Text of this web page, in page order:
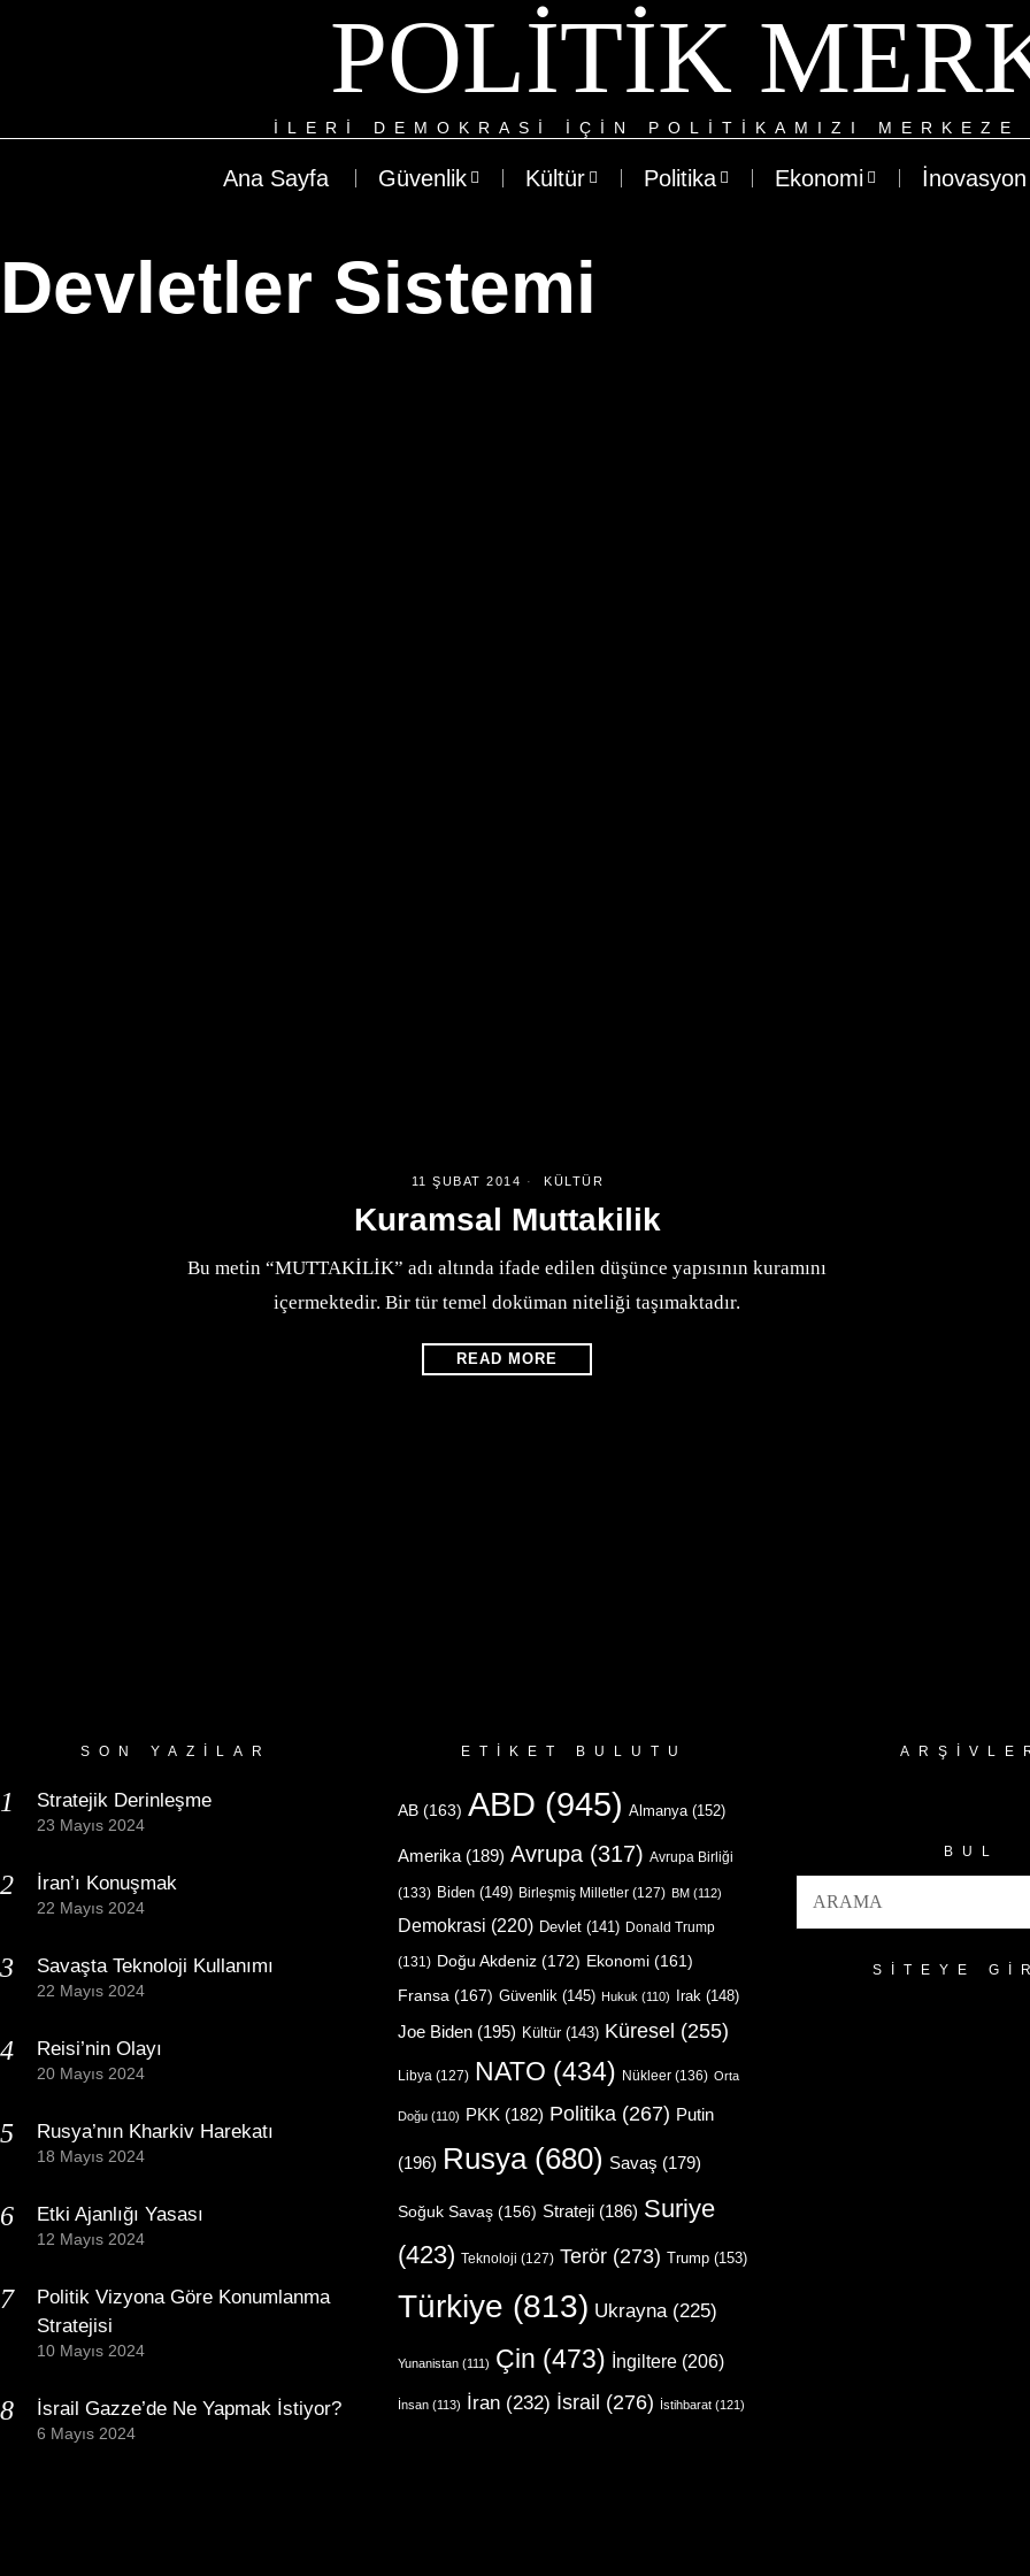
POLITIK
ILERI DEMOKRASI IÇIN POLITIKAMIZI
Ana Sayfa Güvenlik Kültür Politika Ekonomi İnovasyon
Devletler Sistemi
11 ŞUBAT 2014 KÜLTÜR
Kuramsal Muttakilik
Bu metin “MUTTAKİLİK” adı altında ifade edilen düşünce yapısının kuramını
içermektedir. Bir tür temel doküman niteliği taşımaktadır.
READ MORE
SON YAZILAR
Stratejik Derinleşme
23 Mayıs 2024
İran’ı Konuşmak
22 Mayıs 2024
Savaşta Teknoloji Kullanımı
22 Mayıs 2024
Reisi’nin Olayı
20 Mayıs 2024
Rusya’nın Kharkiv Harekatı
18 Mayıs 2024
Etki Ajanlığı Yasası
12 Mayıs 2024
Politik Vizyona Göre Konumlanma
Stratejisi
10 Mayıs 2024
İsrail Gazze’de Ne Yapmak İstiyor?
6 Mayıs 2024
ETIKET BULUTU
AB (163) ABD (945) Almanya (152)
Amerika (189) Avrupa (317) Avrupa Birliği
(133) Biden (149) Birleşmiş Milletler (127) BM (112)
Demokrasi (220) Devlet (141) Donald Trump
(131) Doğu Akdeniz (172) Ekonomi (161)
Fransa (167) Güvenlik (145) Hukuk (110) Irak (148)
Joe Biden (195) Kültür(143) Küresel (255)
Libya (127) NATO (434) Nükleer (136) Orta
Doğu (110) PKK (182) Politika (267) Putin
(196) Rusya(680) Savaş (179)
Soğuk Savaş (156) Strateji (186) Suriye
(423) Teknoloji (127) Terör (273) Trump (153)
Türkiye (813) Ukrayna (225)
Yunanistan (111) Çin (473) İngiltere (206)
İnsan (113) İran (232) İsrail (276) İstihbarat (121)
BUL
SITEYE